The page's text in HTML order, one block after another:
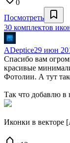
0
Посмотреть
30 комплектов
ADeptice29 июн
Спасибо вам
красивые
Фотолии. А тут
Так что добавлю
Иконки в векторе